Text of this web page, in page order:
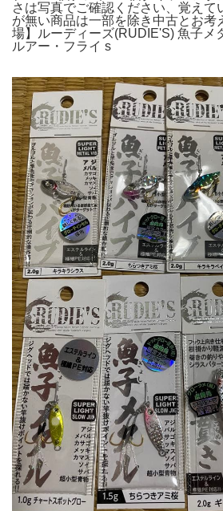
さは写真でご確認ください、覚えて
が無い商品は一部を除き中古とお考
場】ルーディーズ(RUDIE'S) 魚子メ
ルアー・フライ s